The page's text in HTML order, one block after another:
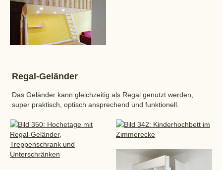
Regal-Geländer
Das Geländer kann gleichzeitig als Regal genutzt werden,
super praktisch, optisch ansprechend und funktionell.